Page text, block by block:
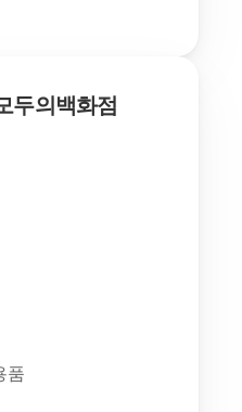
두의백화점
품